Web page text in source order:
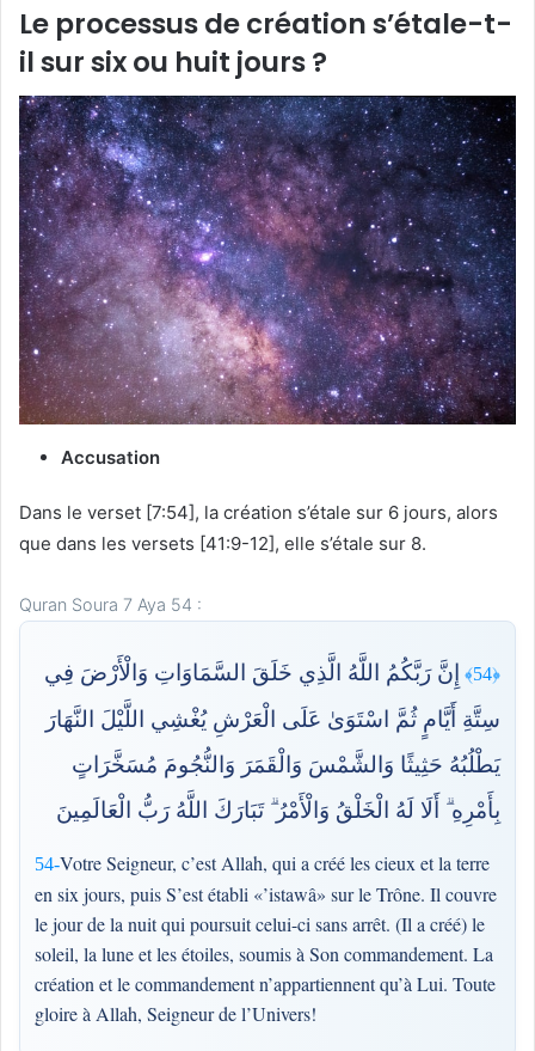
Le processus de création s’étale-t-
il sur six ou huit jours ?
Accusation
Dans le verset [7:54], la création s’étale sur 6 jours, alors
que dans les versets [41:9-12], elle s’étale sur 8.
Quran Soura 7 Aya 54 :
﴿54﴾
إِنَّ رَبَّكُمُ اللَّهُ الَّذِي خَلَقَ السَّمَاوَاتِ وَالْأَرْضَ فِي
سِتَّةِ أَيَّامٍ ثُمَّ اسْتَوَىٰ عَلَى الْعَرْشِ يُغْشِي اللَّيْلَ النَّهَارَ
يَطْلُبُهُ حَثِيثًا وَالشَّمْسَ وَالْقَمَرَ وَالنُّجُومَ مُسَخَّرَاتٍ
بِأَمْرِهِ ۗ أَلَا لَهُ الْخَلْقُ وَالْأَمْرُ ۗ تَبَارَكَ اللَّهُ رَبُّ الْعَالَمِينَ
54-Votre Seigneur, c’est Allah, qui a créé les cieux et la terre
en six jours, puis S’est établi «’istawâ» sur le Trône. Il couvre
le jour de la nuit qui poursuit celui-ci sans arrêt. (Il a créé) le
soleil, la lune et les étoiles, soumis à Son commandement. La
création et le commandement n’appartiennent qu’à Lui. Toute
gloire à Allah, Seigneur de l’Univers!